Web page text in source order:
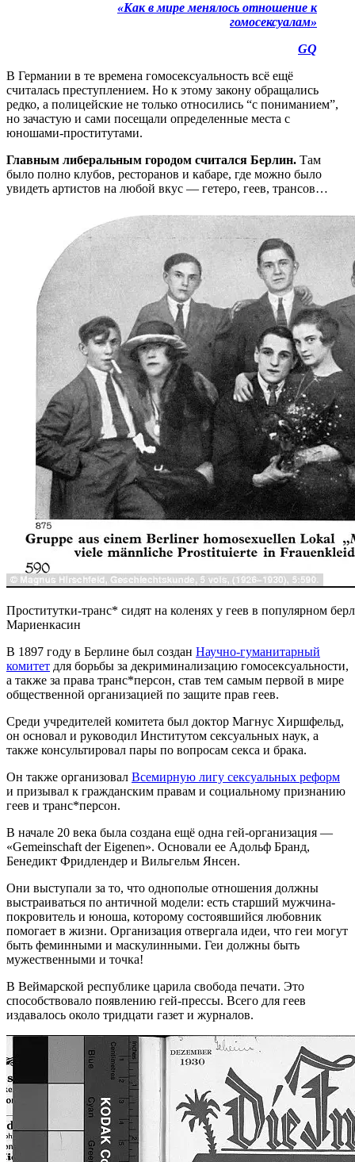
«Как в мире менялось отношение к
гомосексуалам»
GQ
В Германии в те времена гомосексуальность всё ещё
считалась преступлением. Но к этому закону обращались
редко, а полицейские не только относились “с пониманием”,
но зачастую и сами посещали определенные места с
юношами-проститутами.
Главным либеральным городом считался Берлин. Там
было полно клубов, ресторанов и кабаре, где можно было
увидеть артистов на любой вкус — гетеро, геев, трансов…
Проститутки-транс* сидят на коленях у геев в популярном
Мариенкасин
В 1897 году в Берлине был создан Научно-гуманитарный
комитет для борьбы за декриминализацию гомосексуальности,
а также за права транс*персон, став тем самым первой в мире
общественной организацией по защите прав геев.
Среди учредителей комитета был доктор Магнус Хиршфельд,
он основал и руководил Институтом сексуальных наук, а
также консультировал пары по вопросам секса и брака.
Он также организовал Всемирную лигу сексуальных реформ
и призывал к гражданским правам и социальному признанию
геев и транс*персон.
В начале 20 века была создана ещё одна гей-организация —
«Gemeinschaft der Eigenen». Основали ее Адольф Бранд,
Бенедикт Фридлендер и Вильгельм Янсен.
Они выступали за то, что однополые отношения должны
выстраиваться по античной модели: есть старший мужчина-
покровитель и юноша, которому состоявшийся любовник
помогает в жизни. Организация отвергала идеи, что геи могут
быть феминными и маскулинными. Геи должны быть
мужественными и точка!
В Веймарской республике царила свобода печати. Это
способствовало появлению гей-прессы. Всего для геев
издавалось около тридцати газет и журналов.